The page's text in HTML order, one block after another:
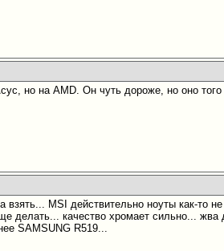
но на AMD. Он чуть дороже, но оно того
MSI действительно ноуты как-то
делать... качество хромает сильно... жва
SAMSUNG R519...